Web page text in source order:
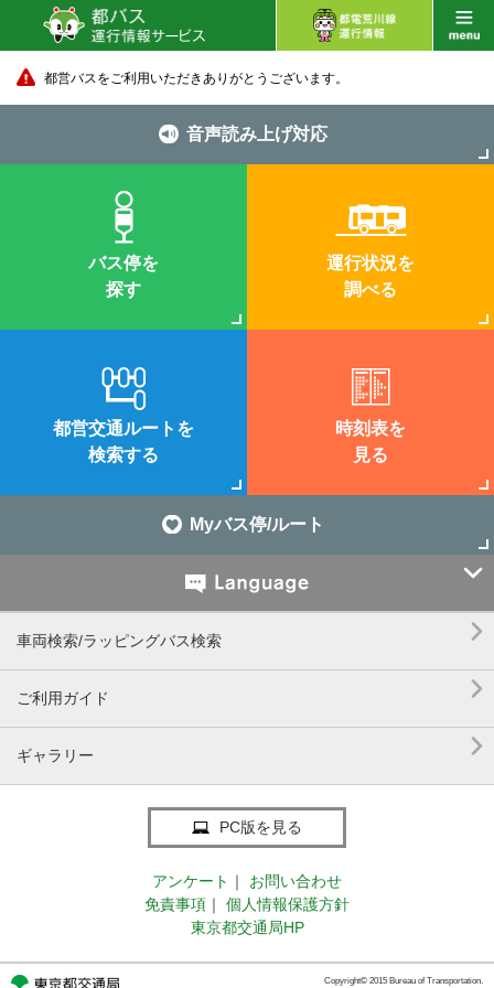
都営バスをご利用いただきありがとうございます。
音声読み上げ対応
バス停を
探す
運行状況を
調べる
都営交通ルートを
検索する
時刻表を
見る
Myバス停/ルート

車両検索/ラッピングバス検索 
ご利用ガイド 
ギャラリー 
PC版を見る
アンケート ｜
お問い合わせ
免責事項 ｜
個人情報保護方針
東京都交通局HP
Copyright© 2015 Bureau of Transportation.